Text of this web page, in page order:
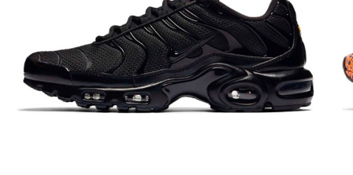
(див. умови на стор. «Оплата»).
Розмірна сітка?
У нас великий асортимент взуття і для простоти